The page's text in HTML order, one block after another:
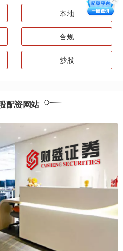
本地
合规
炒股
配资网站